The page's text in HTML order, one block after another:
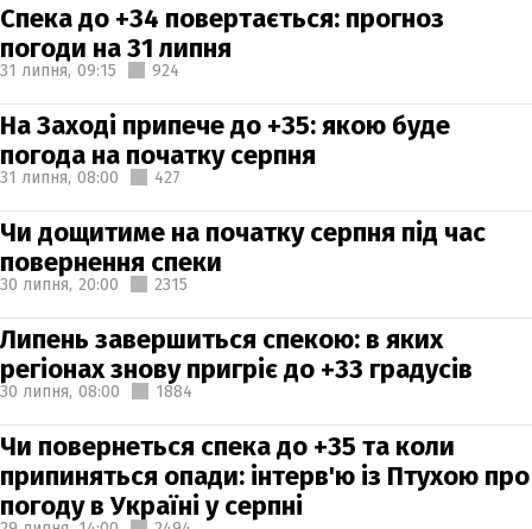
Спека до +34 повертається: прогноз
погоди на 31 липня
31 липня, 09:15 924
На Заході припече до +35: якою буде
погода на початку серпня
31 липня, 08:00 427
Чи дощитиме на початку серпня під час
повернення спеки
30 липня, 20:00 2315
Липень завершиться спекою: в яких
регіонах знову пригріє до +33 градусів
30 липня, 08:00 1884
Чи повернеться спека до +35 та коли
припиняться опади: інтерв'ю із Птухою про
погоду в Україні у серпні